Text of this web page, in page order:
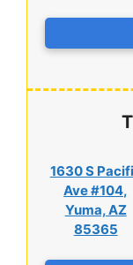
1630 S
Ave #104,
Yuma, AZ
85365